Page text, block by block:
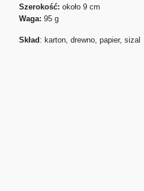
Szerokość: około 9 cm
Waga: 95 g
Skład: karton, drewno, papier, sizal